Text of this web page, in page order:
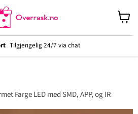
Tilgjengelig 24/7 via chat
cart
Farge LED med SMD, APP, og IR